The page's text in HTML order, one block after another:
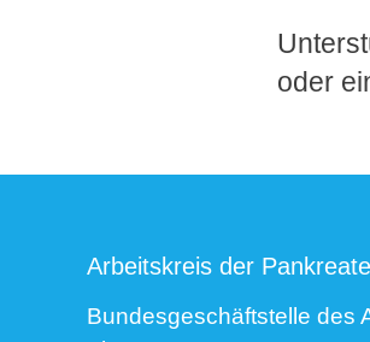
oder
Arbeitskreis der
Bundesgeschäftstelle des